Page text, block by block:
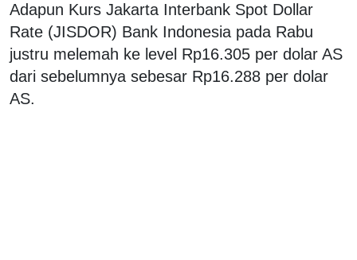
Adapun Kurs Jakarta Interbank Spot Dollar
Rate (JISDOR) Bank Indonesia pada Rabu
justru melemah ke level Rp16.305 per dolar AS
dari sebelumnya sebesar Rp16.288 per dolar
AS.